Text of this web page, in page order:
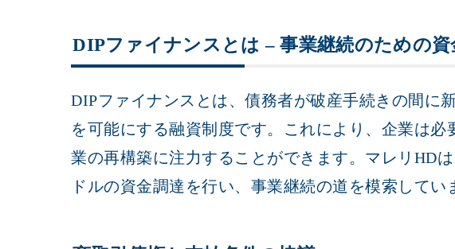
DIPファイナンスとは – 事業継続のための資
DIPファイナンスとは、債務者が破産手続きの間に
を可能にする融資制度です。これにより、企業は必
業の再構築に注力することができます。マレリHD
ドルの資金調達を行い、事業継続の道を模索してい